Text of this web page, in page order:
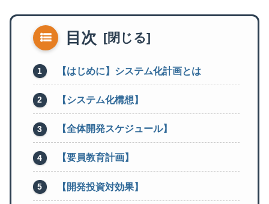
目次
【はじめに】システム化計画とは
【システム化構想】
【全体開発スケジュール】
【要員教育計画】
【開発投資対効果】